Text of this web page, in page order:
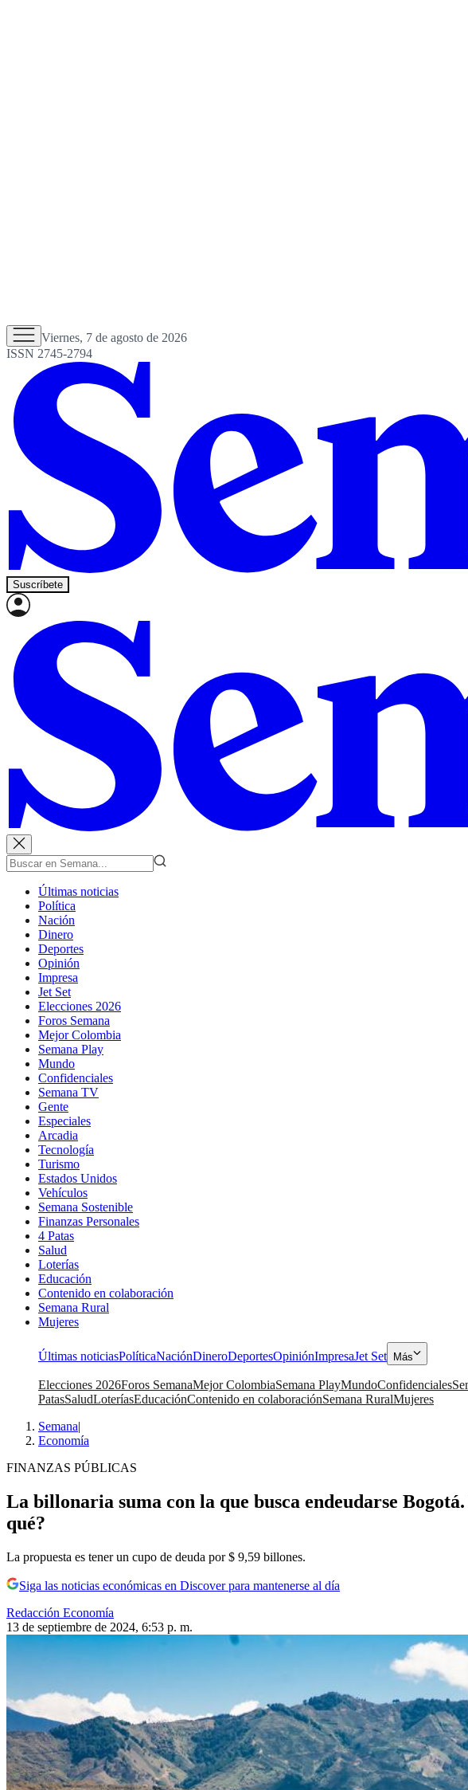
Viernes, 7 de agosto de 2026
ISSN 2745-2794
Suscríbete
Últimas noticias
Política
Nación
Dinero
Deportes
Opinión
Impresa
Jet Set
Elecciones 2026
Foros Semana
Mejor Colombia
Semana Play
Mundo
Confidenciales
Semana TV
Gente
Especiales
Arcadia
Tecnología
Turismo
Estados Unidos
Vehículos
Semana Sostenible
Finanzas Personales
4 Patas
Salud
Loterías
Educación
Contenido en colaboración
Semana Rural
Mujeres
Últimas noticiasPolíticaNaciónDineroDeportesOpiniónImpresaJet Set Más
Elecciones 2026Foros SemanaMejor ColombiaSemana PlayMundoConfidenciales
PatasSaludLoteríasEducaciónContenido en colaboraciónSemana RuralMujeres
Semana|
Economía
FINANZAS PÚBLICAS
La billonaria suma con la que busca endeudarse
qué?
La propuesta es tener un cupo de deuda por $ 9,59 billones.
Siga las noticias económicas en Discover para mantenerse al día
Redacción Economía
13 de septiembre de 2024, 6:53 p. m.